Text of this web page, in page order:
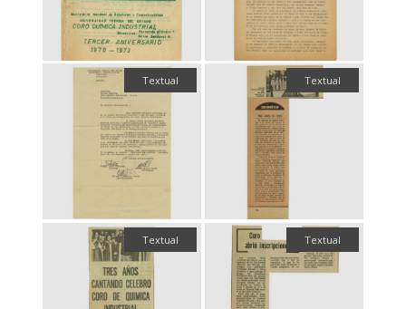
Textual Textual
Textual Textual